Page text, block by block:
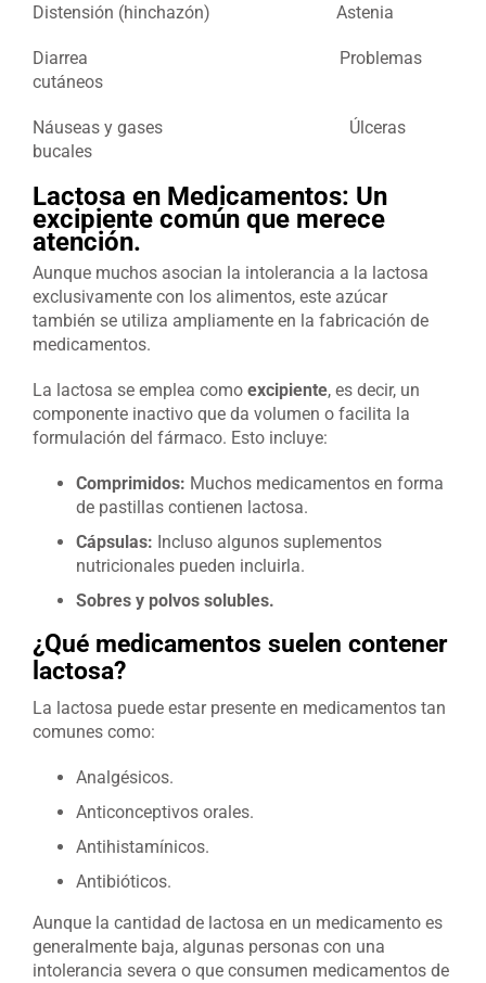
Distensión (hinchazón) Astenia
Diarrea Problemas
cutáneos
Náuseas y gases Úlceras
bucales
Lactosa en Medicamentos: Un
excipiente común que merece
atención.
Aunque muchos asocian la intolerancia a la lactosa
exclusivamente con los alimentos, este azúcar
también se utiliza ampliamente en la fabricación de
medicamentos.
La lactosa se emplea como excipiente, es decir, un
componente inactivo que da volumen o facilita la
formulación del fármaco. Esto incluye:
Comprimidos: Muchos medicamentos en forma
de pastillas contienen lactosa.
Cápsulas: Incluso algunos suplementos
nutricionales pueden incluirla.
Sobres y polvos solubles.
¿Qué medicamentos suelen contener
lactosa?
La lactosa puede estar presente en medicamentos tan
comunes como:
Analgésicos.
Anticonceptivos orales.
Antihistamínicos.
Antibióticos.
Aunque la cantidad de lactosa en un medicamento es
generalmente baja, algunas personas con una
intolerancia severa o que consumen medicamentos de